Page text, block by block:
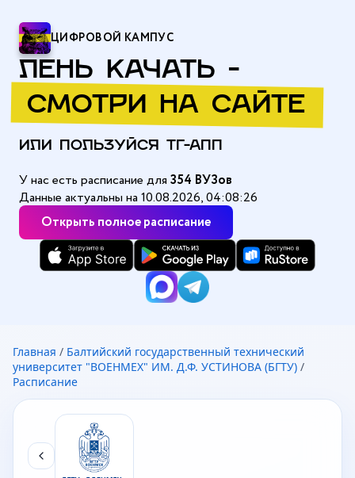
ЦИФРОВОЙ КАМПУС
ЛЕНЬ КАЧАТЬ -
СМОТРИ НА САЙТЕ
ИЛИ ПОЛЬЗУЙСЯ ТГ-АПП
Открыть полное расписание
У нас есть расписание для 354 ВУЗов
Данные актуальны на 10.08.2026, 04:08:26
Главная / Балтийский государственный технический
университет "ВОЕНМЕХ" ИМ. Д.Ф. УСТИНОВА (БГТУ) /
Расписание